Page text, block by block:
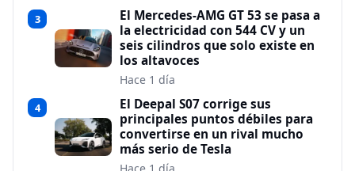
3
El Mercedes-AMG GT 53 se pasa a
la electricidad con 544 CV y un
seis cilindros que solo existe en
los altavoces
Hace 1 día
4
El Deepal S07 corrige sus
principales puntos débiles para
convertirse en un rival mucho
más serio de Tesla